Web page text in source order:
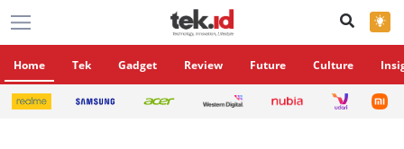
×
Home Tek Gadget Review Future Culture